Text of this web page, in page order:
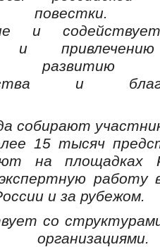
повестки.
и
и
развитию
и
собирают
15 тысяч
на площадках
работу
и за рубежом.
со